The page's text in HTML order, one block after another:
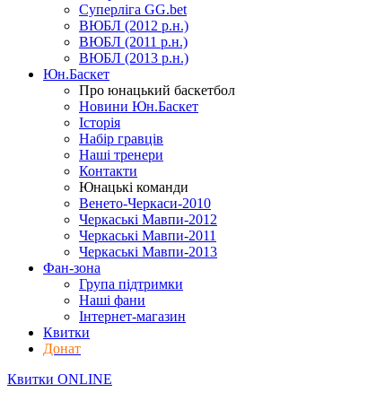
Суперліга GG.bet
ВЮБЛ (2012 р.н.)
ВЮБЛ (2011 р.н.)
ВЮБЛ (2013 р.н.)
Юн.Баскет
Про юнацький баскетбол
Новини Юн.Баскет
Історія
Набір гравців
Наші тренери
Контакти
Юнацькі команди
Венето-Черкаси-2010
Черкаські Мавпи-2012
Черкаські Мавпи-2011
Черкаські Мавпи-2013
Фан-зона
Група підтримки
Наші фани
Інтернет-магазин
Квитки
Донат
Квитки ONLINE